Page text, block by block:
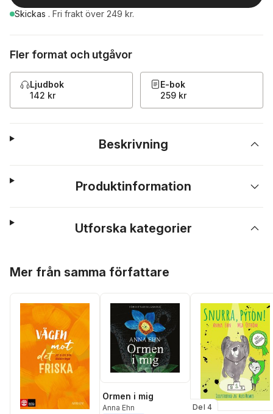
Skickas . Fri frakt över 249 kr.
Fler format och utgåvor
Ljudbok
142 kr
E-bok
259 kr
Beskrivning
Produktinformation
Utforska kategorier
Mer från samma författare
Ormen i mig
Anna Ehn
Del 4